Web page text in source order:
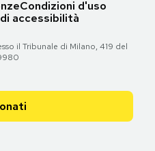
Condizioni d'uso
accessibilità
il Tribunale di Milano, 419 del